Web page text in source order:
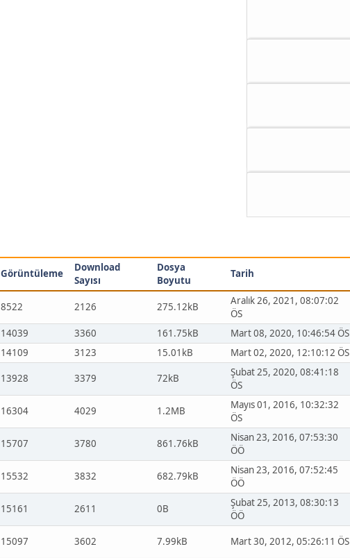
Görüntüleme
Download
Sayısı
Dosya
Boyutu
Tarih
8522 2126 275.12kB
Aralık 26, 2021, 08:07:02
ÖS
14039 3360 161.75kB Mart 08, 2020, 10:46:54 ÖS
14109 3123 15.01kB Mart 02, 2020, 12:10:12 ÖS
13928 3379 72kB
Şubat 25, 2020, 08:41:18
ÖS
16304 4029 1.2MB
Mayıs 01, 2016, 10:32:32
ÖS
15707 3780 861.76kB
Nisan 23, 2016, 07:53:30
ÖÖ
15532 3832 682.79kB
Nisan 23, 2016, 07:52:45
ÖÖ
15161 2611 0B
Şubat 25, 2013, 08:30:13
ÖÖ
15097 3602 7.99kB Mart 30, 2012, 05:26:11 ÖS